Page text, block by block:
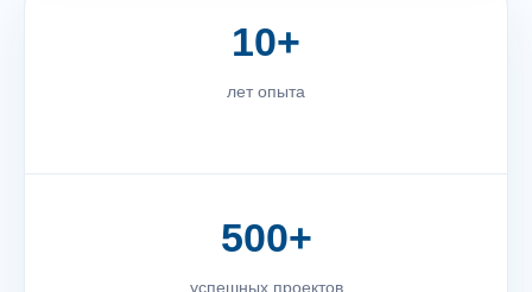
10+
лет опыта
500+
успешных проектов